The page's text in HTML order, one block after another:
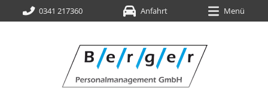
0341 217360 Anfahrt Menü